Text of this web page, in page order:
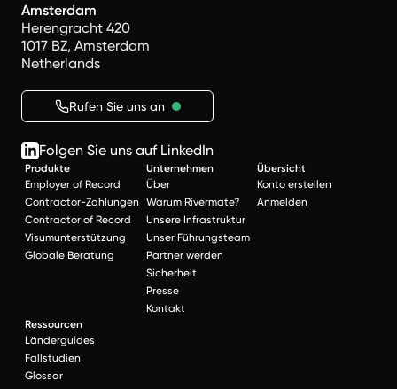
Amsterdam
Herengracht 420
1017 BZ, Amsterdam
Netherlands
Rufen Sie uns an
Folgen Sie uns auf LinkedIn
Produkte
Employer of Record
Contractor-Zahlungen
Contractor of Record
Visumunterstützung
Globale Beratung
Unternehmen
Über
Warum Rivermate?
Unsere Infrastruktur
Unser Führungsteam
Partner werden
Sicherheit
Presse
Kontakt
Übersicht
Konto erstellen
Anmelden
Ressourcen
Länderguides
Fallstudien
Glossar